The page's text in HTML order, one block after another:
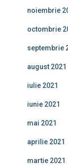
noiembrie
octombrie
septembrie
august 2021
iulie 2021
iunie 2021
mai 2021
aprilie 2021
martie 2021